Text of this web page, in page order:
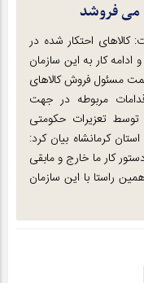
می فروشد
احتکار شده در
کار به این سازمان
مسئول فروش کالاهای
مربوطه در جهت
توسط تعزیرات حکومتی
کرمانشاه بیان کرد:
کار ما خارج و مابقی
راستا با این سازمان